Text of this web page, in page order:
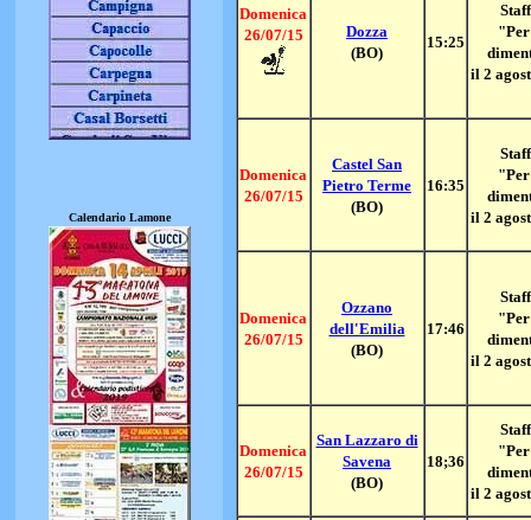
Domenica
26/07/15
Dozza
(BO)
15:25
il 2
Domenica
26/07/15
Castel San
Pietro Terme
(BO)
16:35
il 2
Domenica
26/07/15
Ozzano
dell'Emilia
(BO)
17:46
il 2
Domenica
26/07/15
San Lazzaro di
Savena
(BO)
18;36
il 2
Calendario Lamone